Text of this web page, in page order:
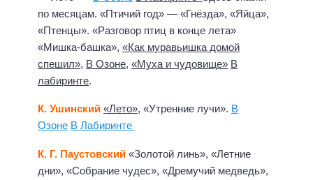
по месяцам. «Птичий год» — «Гнёзда», «Яйца»,
«Птенцы». «Разговор птиц в конце лета»
«Мишка-башка», «Как муравьишка домой
спешил», В Озоне, «Муха и чудовище» В
лабиринте.
К. Ушинский «Лето», «Утренние лучи». В
Озоне В Лабиринте
К. Г. Паустовский «Золотой линь», «Летние
дни», «Собрание чудес», «Дремучий медведь»,